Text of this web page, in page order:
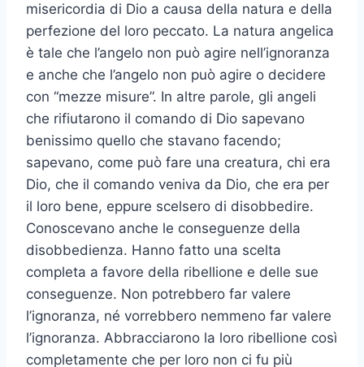
misericordia di Dio a causa della natura e della
perfezione del loro peccato. La natura angelica
è tale che l’angelo non può agire nell’ignoranza
e anche che l’angelo non può agire o decidere
con “mezze misure”. In altre parole, gli angeli
che rifiutarono il comando di Dio sapevano
benissimo quello che stavano facendo;
sapevano, come può fare una creatura, chi era
Dio, che il comando veniva da Dio, che era per
il loro bene, eppure scelsero di disobbedire.
Conoscevano anche le conseguenze della
disobbedienza. Hanno fatto una scelta
completa a favore della ribellione e delle sue
conseguenze. Non potrebbero far valere
l’ignoranza, né vorrebbero nemmeno far valere
l’ignoranza. Abbracciarono la loro ribellione così
completamente che per loro non ci fu più